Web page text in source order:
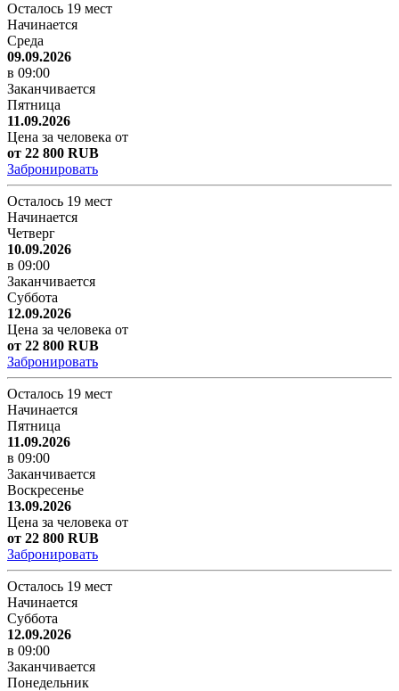
Осталось 19 мест
Начинается
Среда
09.09.2026
в 09:00
Заканчивается
Пятница
11.09.2026
Цена за человека от
от 22 800 RUB
Забронировать
Осталось 19 мест
Начинается
Четверг
10.09.2026
в 09:00
Заканчивается
Суббота
12.09.2026
Цена за человека от
от 22 800 RUB
Забронировать
Осталось 19 мест
Начинается
Пятница
11.09.2026
в 09:00
Заканчивается
Воскресенье
13.09.2026
Цена за человека от
от 22 800 RUB
Забронировать
Осталось 19 мест
Начинается
Суббота
12.09.2026
в 09:00
Заканчивается
Понедельник